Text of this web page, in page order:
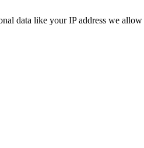
data like your IP address we